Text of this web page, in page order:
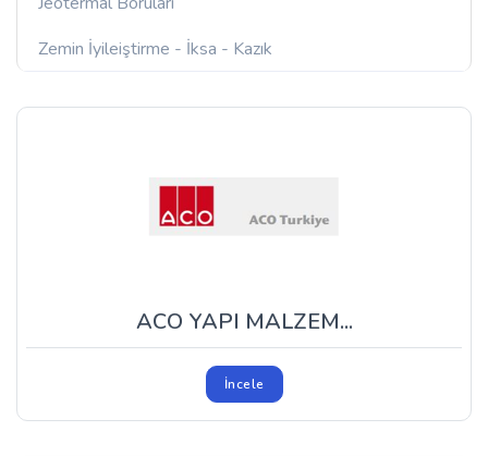
Zemin İyileiştirme - İksa - Kazık
ACO YAPI MALZEM...
İncele